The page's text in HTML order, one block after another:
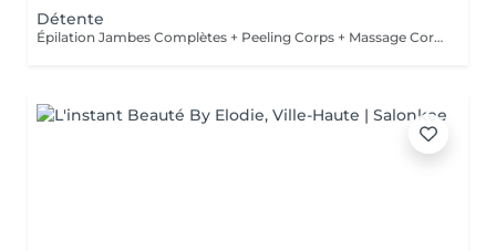
Détente
Épilation Jambes Complètes + Peeling Corps + Massage Corps 30 mn+ Soin Visage + Pédicure + Manucure Avec Petite Gourmandise